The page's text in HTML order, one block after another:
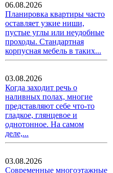
06.08.2026
Планировка квартиры часто
оставляет узкие ниши,
пустые углы или неудобные
проходы. Стандартная
корпусная мебель в таких...
03.08.2026
Когда заходит речь о
наливных полах, многие
представляют себе что-то
гладкое, глянцевое и
однотонное. На самом
деле,...
03.08.2026
Современные многоэтажные